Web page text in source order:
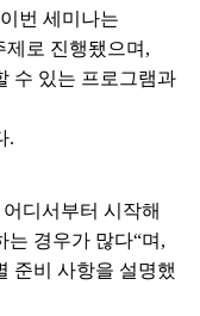
이번 세미나는
제로 진행됐으며 ,
수 있는 프로그램과
.
어디서부터 시작해
는 경우가 많다“며 ,
준비 사항을 설명했